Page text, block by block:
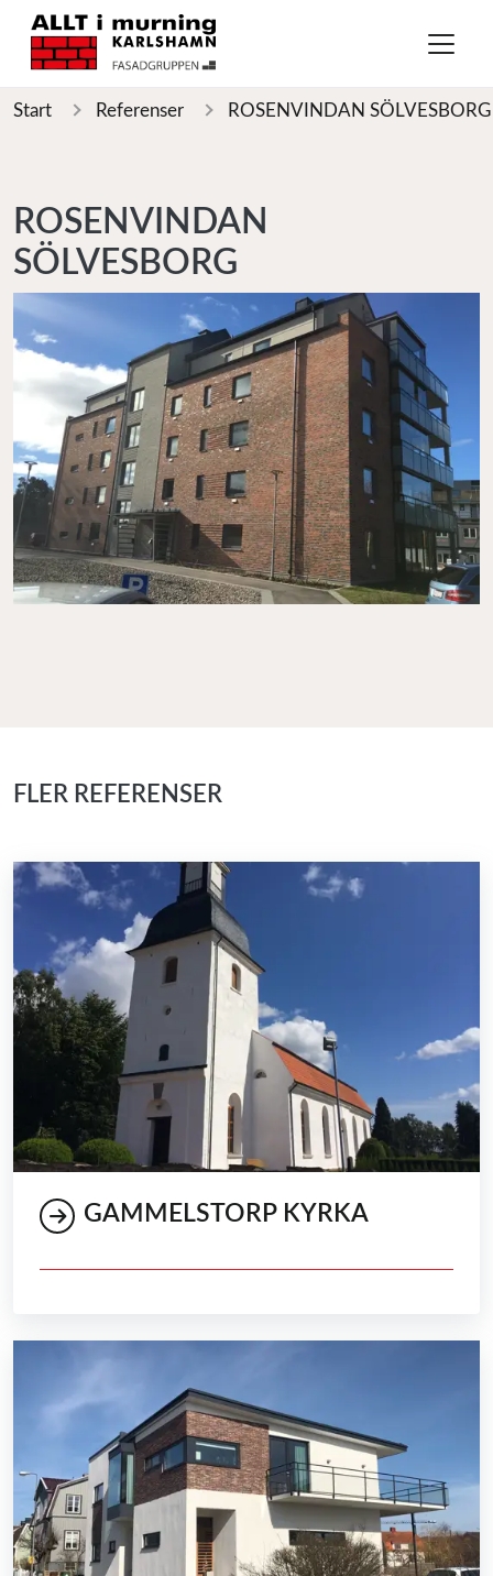
Start Referenser ROSENVINDAN SÖLVESBORG
ROSENVINDAN
SÖLVESBORG
FLER REFERENSER
GAMMELSTORP KYRKA